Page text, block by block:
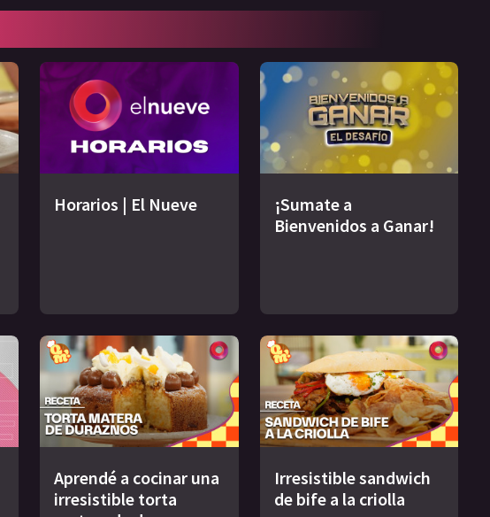
Horarios | El Nueve
¡Sumate a
Bienvenidos a Ganar!
Aprendé a cocinar una
irresistible torta
Irresistible sandwich
de bife a la criolla